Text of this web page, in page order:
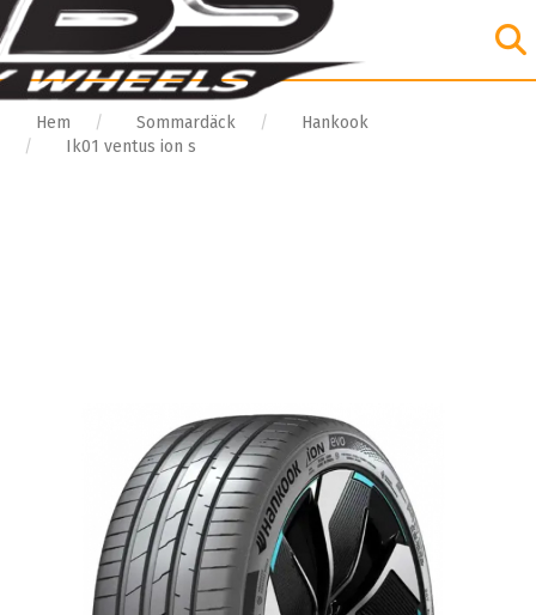
Hem Sommardäck
Hankook
Ik01 ventus ion s